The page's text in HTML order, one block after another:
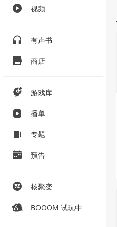
视频
有声书
商店
游戏库
播单
专题
预告
核聚变
BOOOM 试玩中